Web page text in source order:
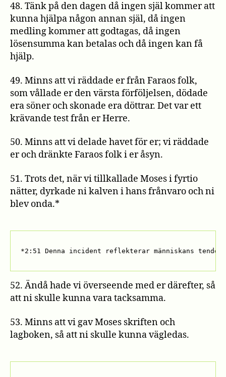
48. Tänk på den dagen då ingen själ kommer att
kunna hjälpa någon annan själ, då ingen
medling kommer att godtagas, då ingen
lösensumma kan betalas och då ingen kan få
hjälp.
49. Minns att vi räddade er från Faraos folk,
som vållade er den värsta förföljelsen, dödade
era söner och skonade era döttrar. Det var ett
krävande test från er Herre.
50. Minns att vi delade havet för er; vi räddade
er och dränkte Faraos folk i er åsyn.
51. Trots det, när vi tillkallade Moses i fyrtio
nätter, dyrkade ni kalven i hans frånvaro och ni
blev onda.*
*2:51 Denna incident reflekterar människans
52. Ändå hade vi överseende med er därefter, så
att ni skulle kunna vara tacksamma.
53. Minns att vi gav Moses skriften och
lagboken, så att ni skulle kunna vägledas.